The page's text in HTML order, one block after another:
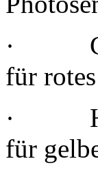
·
für
·
für